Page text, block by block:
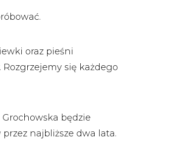
oraz pieśni
się każdego
będzie
najbliższe dwa lata.